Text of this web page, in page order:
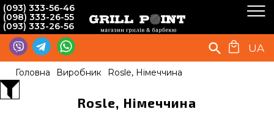
(093) 333-56-46
(098) 333-26-55
(093) 333-26-56
UA
Головна Виробник Rosle, Німеччина
Rosle, Німеччина